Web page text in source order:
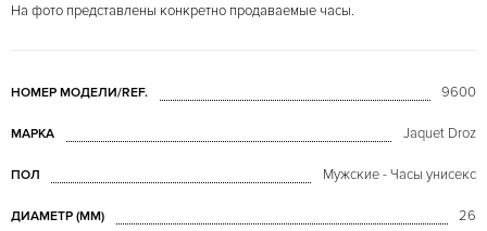
На фото представлены конкретно продаваемые часы.
НОМЕР МОДЕЛИ/REF. 9600
МАРКА Jaquet Droz
ПОЛ Мужские - Часы унисекс
ДИАМЕТР (MM) 26